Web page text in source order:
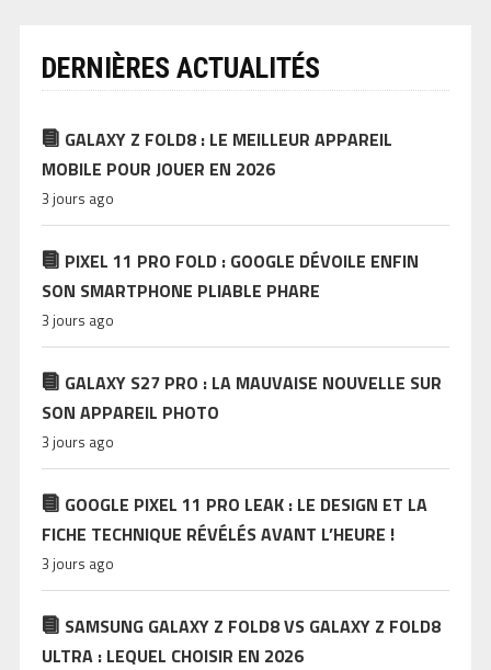
DERNIÈRES ACTUALITÉS
GALAXY Z FOLD8 : LE MEILLEUR APPAREIL
MOBILE POUR JOUER EN 2026
3 jours ago
PIXEL 11 PRO FOLD : GOOGLE DÉVOILE ENFIN
SON SMARTPHONE PLIABLE PHARE
3 jours ago
GALAXY S27 PRO : LA MAUVAISE NOUVELLE SUR
SON APPAREIL PHOTO
3 jours ago
GOOGLE PIXEL 11 PRO LEAK : LE DESIGN ET LA
FICHE TECHNIQUE RÉVÉLÉS AVANT L’HEURE !
3 jours ago
SAMSUNG GALAXY Z FOLD8 VS GALAXY Z FOLD8
ULTRA : LEQUEL CHOISIR EN 2026